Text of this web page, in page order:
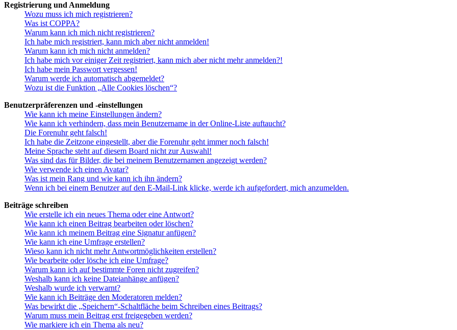
Registrierung und Anmeldung
Wozu muss ich mich registrieren?
Was ist COPPA?
Warum kann ich mich nicht registrieren?
Ich habe mich registriert, kann mich aber nicht anmelden!
Warum kann ich mich nicht anmelden?
Ich habe mich vor einiger Zeit registriert, kann mich aber nicht mehr anmelden?!
Ich habe mein Passwort vergessen!
Warum werde ich automatisch abgemeldet?
Wozu ist die Funktion „Alle Cookies löschen“?
Benutzerpräferenzen und -einstellungen
Wie kann ich meine Einstellungen ändern?
Wie kann ich verhindern, dass mein Benutzername in der Online-Liste auftaucht?
Die Forenuhr geht falsch!
Ich habe die Zeitzone eingestellt, aber die Forenuhr geht immer noch falsch!
Meine Sprache steht auf diesem Board nicht zur Auswahl!
Was sind das für Bilder, die bei meinem Benutzernamen angezeigt werden?
Wie verwende ich einen Avatar?
Was ist mein Rang und wie kann ich ihn ändern?
Wenn ich bei einem Benutzer auf den E-Mail-Link klicke, werde ich aufgefordert, mich anzumelden.
Beiträge schreiben
Wie erstelle ich ein neues Thema oder eine Antwort?
Wie kann ich einen Beitrag bearbeiten oder löschen?
Wie kann ich meinem Beitrag eine Signatur anfügen?
Wie kann ich eine Umfrage erstellen?
Wieso kann ich nicht mehr Antwortmöglichkeiten erstellen?
Wie bearbeite oder lösche ich eine Umfrage?
Warum kann ich auf bestimmte Foren nicht zugreifen?
Weshalb kann ich keine Dateianhänge anfügen?
Weshalb wurde ich verwarnt?
Wie kann ich Beiträge den Moderatoren melden?
Was bewirkt die „Speichern“-Schaltfläche beim Schreiben eines Beitrags?
Warum muss mein Beitrag erst freigegeben werden?
Wie markiere ich ein Thema als neu?